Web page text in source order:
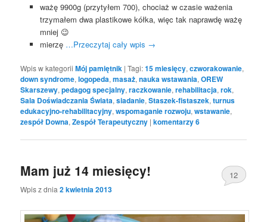
ważę 9900g (przytyłem 700), chociaż w czasie ważenia
trzymałem dwa plastikowe kółka, więc tak naprawdę ważę
mniej 😉
mierzę …Przeczytaj cały wpis →
Wpis w kategoriiMój pamiętnik |Tagi:15 miesięcy,czworakowanie,
down syndrome,logopeda,masaż,nauka wstawania,OREW
Skarszewy,pedagog specjalny,raczkowanie,rehabilitacja,rok,
Sala Doświadczania Świata,siadanie,Staszek-fistaszek,turnus
edukacyjno-rehabilitacyjny,wspomaganie rozwoju,wstawanie,
zespół Downa,Zespół Terapeutyczny |komentarzy6
Mam już 14 miesięcy!
Wpis z dnia2 kwietnia 2013
12